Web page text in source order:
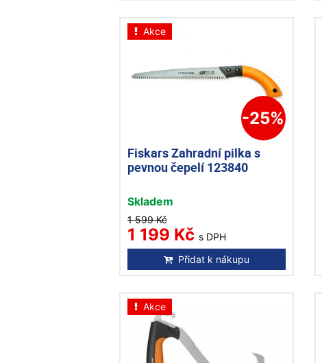
Akce
-25%
Fiskars Zahradní pilka s
pevnou čepelí 123840
Skladem
1 599 Kč
1 199 Kč s DPH
Přidat k nákupu
Akce